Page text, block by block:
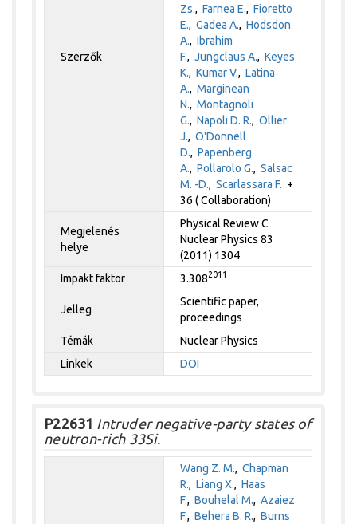
Szerzők
Zs.,Farnea E.,Fioretto
E.,Gadea A.,Hodsdon
A.,Ibrahim
F.,Jungclaus A.,Keyes
K.,Kumar V.,Latina
A.,Marginean
N.,Montagnoli
G.,Napoli D. R.,Ollier
J.,O'Donnell
D.,Papenberg
A.,Pollarolo G.,Salsac
M. -D.,Scarlassara F. +
36 ( Collaboration)
Megjelenés
helye
Physical Review C
Nuclear Physics 83
(2011) 1304
Impakt faktor
3.3082011
Jelleg
Scientific paper,
proceedings
Témák
Nuclear Physics
Linkek
DOI
P22631 Intruder negative-party states of
neutron-rich 33Si.
Wang Z. M.,Chapman
R.,Liang X.,Haas
F.,Bouhelal M.,Azaiez
F.,Behera B. R.,Burns